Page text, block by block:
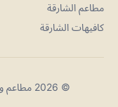
مطاعم الشارقة
كافيهات الشارقة
© 2026 مطاعم و كافيهات دبي. جميع الحقوق محفوظة.